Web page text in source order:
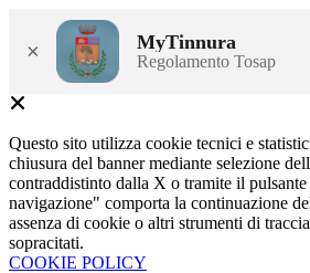
× MyTinnura
Regolamento Tosap
Questo sito utilizza cookie tecnici e
chiusura del banner mediante selezione
contraddistinto dalla X o tramite il
navigazione" comporta la continuazione
assenza di cookie o altri strumenti di
sopracitati.
COOKIE POLICY